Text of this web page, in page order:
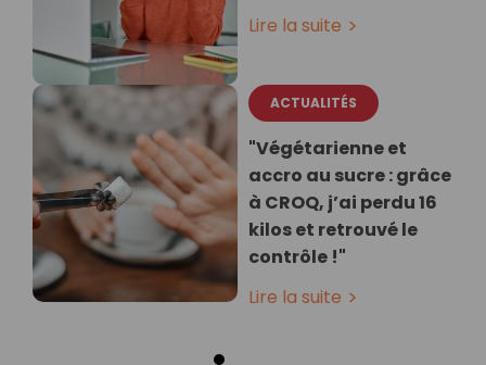
Lire la suite
ACTUALITÉS
"Végétarienne et
accro au sucre : grâce
à CROQ, j’ai perdu 16
kilos et retrouvé le
contrôle !"
Lire la suite